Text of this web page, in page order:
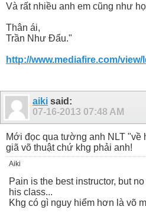
Và rất nhiều anh em cũng như
Thân ái,
Trần Như Đẩu."
http://www.mediafire.com/
aiki said:
07-16-2013 07:48 AM
Mới đọc qua tường anh NLT
giã võ thuật chứ khg phải anh!
Aiki
Pain is the best instructor, but
his class...
Khg có gì nguy hiểm hơn là võ